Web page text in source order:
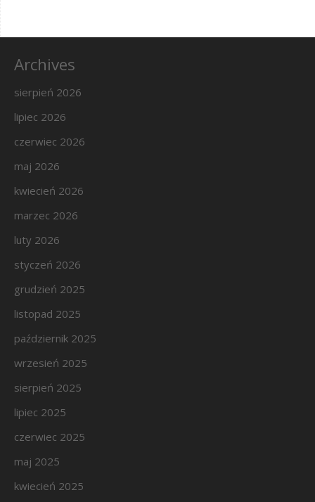
Archives
sierpień 2026
lipiec 2026
czerwiec 2026
maj 2026
kwiecień 2026
marzec 2026
luty 2026
styczeń 2026
grudzień 2025
listopad 2025
październik 2025
wrzesień 2025
sierpień 2025
lipiec 2025
czerwiec 2025
maj 2025
kwiecień 2025